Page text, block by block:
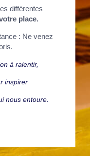
différentes
place.
: Ne venez
à ralentir,
inspirer
nous entoure.